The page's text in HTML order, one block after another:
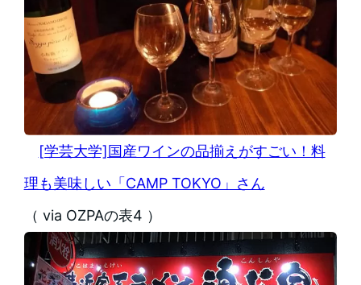
[学芸大学]国産ワインの品揃えがすごい！料
理も美味しい「CAMP TOKYO」さん
（ via OZPAの表4 ）